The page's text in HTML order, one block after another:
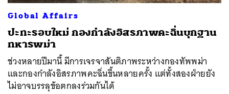
Global Affairs
ปะทะรอบใหม่ กองกำลังอิสรภาพคะฉิ่นบุกฐาน
ทหารพม่า
ช่วงหลายปีมานี้ มีการเจรจาสันติภาพระหว่างกองทัพพม่า
และกองกำลังอิสรภาพคะฉิ่นขึ้นหลายครั้ง แต่ทั้งสองฝ่ายยัง
ไม่อาจบรรลุข้อตกลงร่วมกันได้